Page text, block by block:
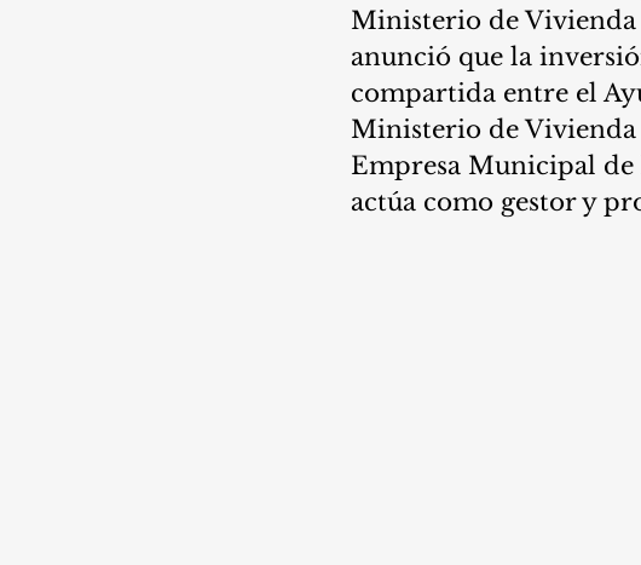
Ministerio de Vivienda
anunció que la
compartida entre el
Ministerio de Vivienda
Empresa Municipal de
actúa como gestor y